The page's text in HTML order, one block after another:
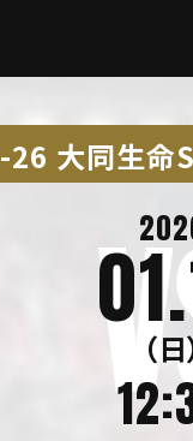
大同生命
（日